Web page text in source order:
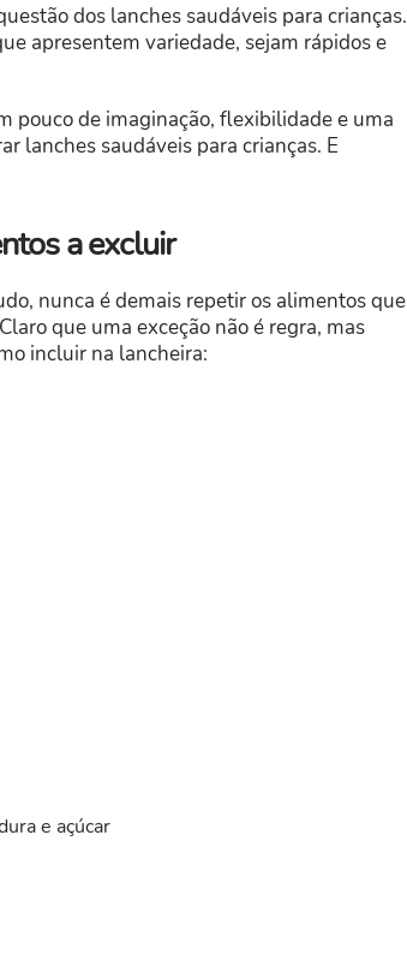
dos lanches saudáveis para crianças.
apresentem variedade, sejam rápidos e
pouco de imaginação, flexibilidade e uma
lanches saudáveis para crianças. E
a excluir
nunca é demais repetir os alimentos que
que uma exceção não é regra, mas
incluir na lancheira:
e açúcar